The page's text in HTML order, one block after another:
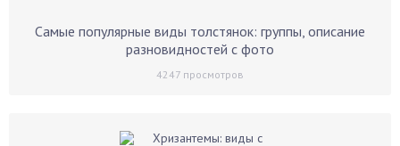
Самые популярные виды толстянок: группы, описание
разновидностей с фото
4247 просмотров